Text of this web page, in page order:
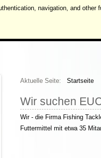
Aktuelle Seite: Startseite
Wir suchen
Wir - die Firma Fishing
Futtermittel mit etwa 35
navigation, and